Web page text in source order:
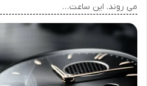
می روند. این ساعت…